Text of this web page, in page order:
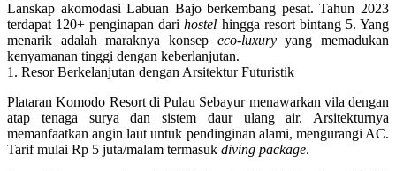
Lanskap akomodasi Labuan Bajo berkembang pesat. Tahun 2023
terdapat 120+ penginapan darihostel hingga resort bintang 5. Yang
menarik adalah maraknya konsep eco-luxuryyang memadukan
kenyamanan tinggi dengan keberlanjutan.
1. Resor Berkelanjutan dengan Arsitektur Futuristik
Plataran Komodo Resort di Pulau Sebayur menawarkan vila dengan
atap tenaga surya dan sistem daur ulang air. Arsitekturnya
memanfaatkan angin laut untuk pendinginan alami, mengurangi AC.
Tarif mulai Rp 5 juta/malam termasuk diving package.